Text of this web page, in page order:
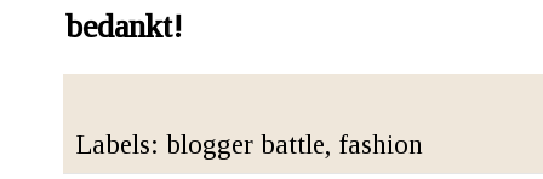
bedankt!
Labels: blogger battle, fashion